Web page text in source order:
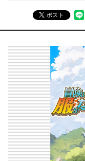
ポスト